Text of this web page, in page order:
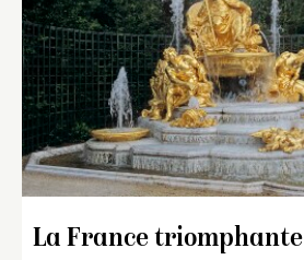
La France triomphante